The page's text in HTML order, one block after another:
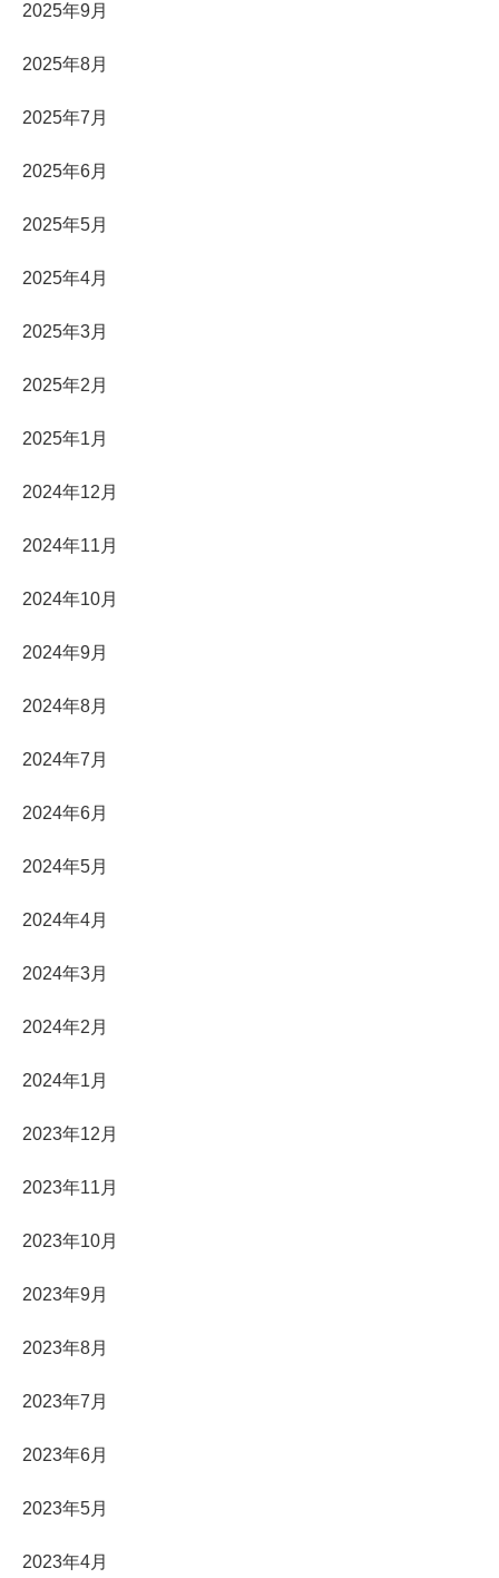
2025年9月
2025年8月
2025年7月
2025年6月
2025年5月
2025年4月
2025年3月
2025年2月
2025年1月
2024年12月
2024年11月
2024年10月
2024年9月
2024年8月
2024年7月
2024年6月
2024年5月
2024年4月
2024年3月
2024年2月
2024年1月
2023年12月
2023年11月
2023年10月
2023年9月
2023年8月
2023年7月
2023年6月
2023年5月
2023年4月